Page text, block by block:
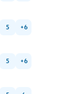
5 +6
5 +6